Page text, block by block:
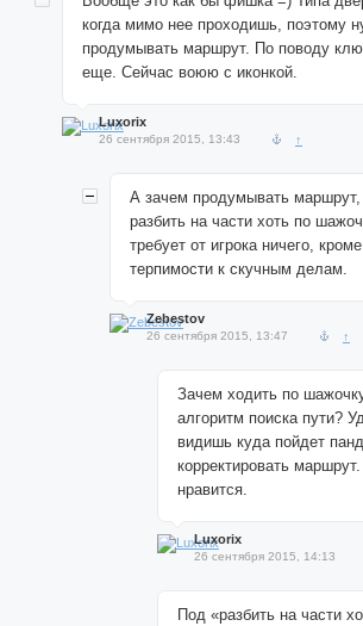
когда мимо нее проходишь, поэтому
продумывать маршрут. По поводу
еще. Сейчас воюю с иконкой.
Luxorix
26 сентября 2015, 13:43 ↑
А зачем продумывать
разбить на части хоть по
требует от игрока ничего,
терпимости к скучным делам.
Zebestov
26 сентября 2015, 13:47 ↑
Зачем ходить по
алгоритм поиска пути?
видишь куда пойдет
корректировать
нравится.
Luxorix
26 сентября 2015, 14:13
Под «разбить на части